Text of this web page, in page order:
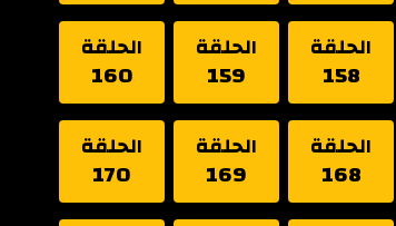
الحلقة
158
الحلقة
159
الحلقة
160
الحلقة
168
الحلقة
169
الحلقة
170